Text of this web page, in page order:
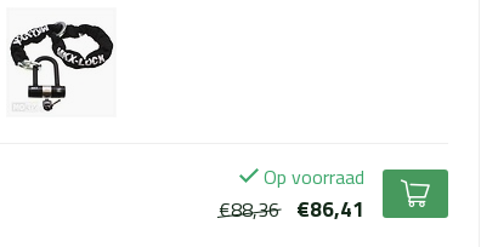
Op voorraad
€88,36
€86,41